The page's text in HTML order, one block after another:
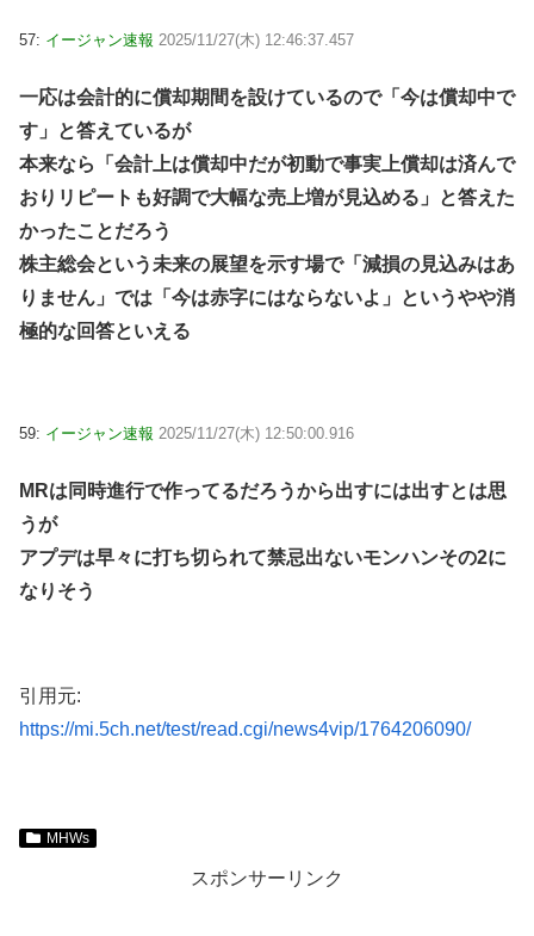
57: イージャン速報 2025/11/27(木) 12:46:37.457
一応は会計的に償却期間を設けているので「今は償却中で
す」と答えているが
本来なら「会計上は償却中だが初動で事実上償却は済んで
おりリピートも好調で大幅な売上増が見込める」と答えた
かったことだろう
株主総会という未来の展望を示す場で「減損の見込みはあ
りません」では「今は赤字にはならないよ」というやや消
極的な回答といえる
59: イージャン速報 2025/11/27(木) 12:50:00.916
MRは同時進行で作ってるだろうから出すには出すとは思
うが
アプデは早々に打ち切られて禁忌出ないモンハンその2に
なりそう
引用元:
https://mi.5ch.net/test/read.cgi/news4vip/1764206090/
MHWs
スポンサーリンク